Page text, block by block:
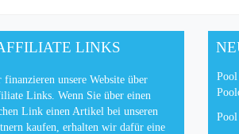
LINKS
finanzieren unsere Website über
Links. Wenn Sie über einen
Link einen Artikel bei unseren
kaufen, erhalten wir dafür eine